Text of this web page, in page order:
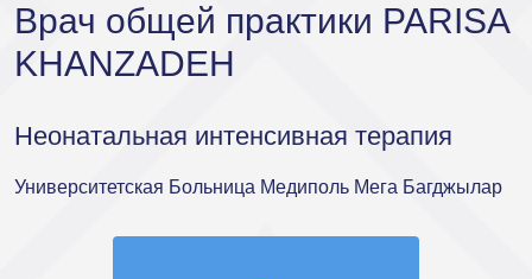
Врач общей практики PARISA
KHANZADEH
Неонатальная интенсивная терапия
Университетская Больница Медиполь Мега Багджылар